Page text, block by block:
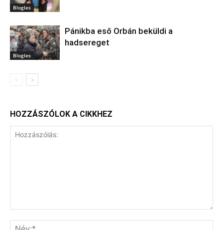
Blogles
Blogles
Pánikba eső Orbán beküldi a
hadsereget
HOZZÁSZÓLOK A CIKKHEZ